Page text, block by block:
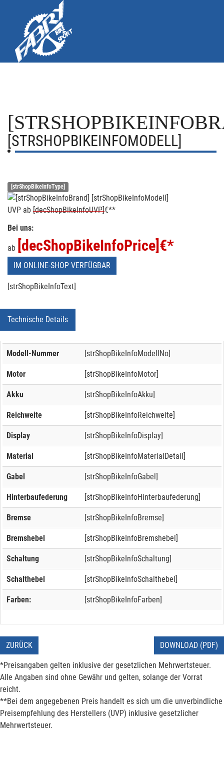
[STRSHOPBIKEINFOMODELL]
[strShopBikeInfoType]
UVP ab [decShopBikeInfoUVP]€**
Bei uns:
ab [decShopBikeInfoPrice] €*
IM ONLINE-SHOP VERFÜGBAR
[strShopBikeInfoText]
Technische Details
Modell-Nummer [strShopBikeInfoModellNo]
Motor [strShopBikeInfoMotor]
Akku [strShopBikeInfoAkku]
Reichweite [strShopBikeInfoReichweite]
Display [strShopBikeInfoDisplay]
Material [strShopBikeInfoMaterialDetail]
Gabel [strShopBikeInfoGabel]
Hinterbaufederung [strShopBikeInfoHinterbaufederung]
Bremse [strShopBikeInfoBremse]
Bremshebel [strShopBikeInfoBremshebel]
Schaltung [strShopBikeInfoSchaltung]
Schalthebel [strShopBikeInfoSchalthebel]
Farben: [strShopBikeInfoFarben]
ZURÜCK DOWNLOAD (PDF)
*Preisangaben gelten inklusive der gesetzlichen Mehrwertsteuer.
Alle Angaben sind ohne Gewähr und gelten, solange der Vorrat
reicht.
**Bei dem angegebenen Preis handelt es sich um die unverbindliche
Preisempfehlung des Herstellers (UVP) inklusive gesetzlicher
Mehrwertsteuer.